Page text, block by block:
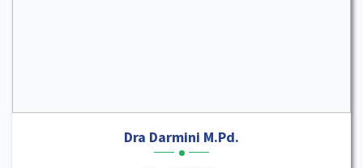
Dra Darmini M.Pd.